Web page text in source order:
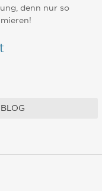
denn nur so